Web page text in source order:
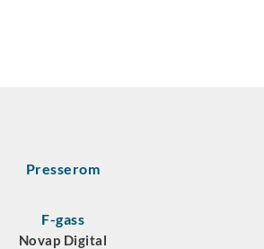
Presserom
F-gass
Novap Digital